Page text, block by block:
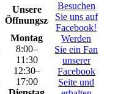
– 31°C
6. Aug.. ▶
wetter.net
Unsere
Öffnungszeiten
Montag
8:00–
11 :30
12:30–
17:00
Besuchen
Sie uns auf
Facebook!
Werden
Sie ein Fan
unserer
Facebook
Seite und